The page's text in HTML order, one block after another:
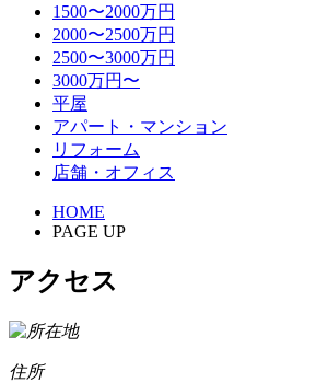
1500〜2000万円
2000〜2500万円
2500〜3000万円
3000万円〜
平屋
アパート・マンション
リフォーム
店舗・オフィス
HOME
PAGE UP
アクセス
住所